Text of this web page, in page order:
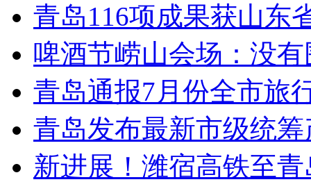
青岛116项成果获山东
啤酒节崂山会场：没有
青岛通报7月份全市旅
青岛发布最新市级统
新进展！潍宿高铁至